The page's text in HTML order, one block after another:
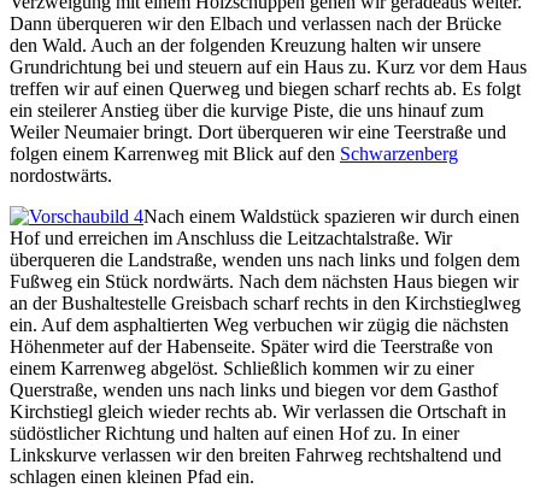
Dann überqueren wir den Elbach und verlassen nach der Brücke
den Wald. Auch an der folgenden Kreuzung halten wir unsere
Grundrichtung bei und steuern auf ein Haus zu. Kurz vor dem Haus
treffen wir auf einen Querweg und biegen scharf rechts ab. Es folgt
ein steilerer Anstieg über die kurvige Piste, die uns hinauf zum
Weiler Neumaier bringt. Dort überqueren wir eine Teerstraße und
folgen einem Karrenweg mit Blick auf den Schwarzenberg
nordostwärts.
Nach einem Waldstück spazieren wir durch einen
Hof und erreichen im Anschluss die Leitzachtalstraße. Wir
überqueren die Landstraße, wenden uns nach links und folgen dem
Fußweg ein Stück nordwärts. Nach dem nächsten Haus biegen wir
an der Bushaltestelle Greisbach scharf rechts in den Kirchstieglweg
ein. Auf dem asphaltierten Weg verbuchen wir zügig die nächsten
Höhenmeter auf der Habenseite. Später wird die Teerstraße von
einem Karrenweg abgelöst. Schließlich kommen wir zu einer
Querstraße, wenden uns nach links und biegen vor dem Gasthof
Kirchstiegl gleich wieder rechts ab. Wir verlassen die Ortschaft in
südöstlicher Richtung und halten auf einen Hof zu. In einer
Linkskurve verlassen wir den breiten Fahrweg rechtshaltend und
schlagen einen kleinen Pfad ein.